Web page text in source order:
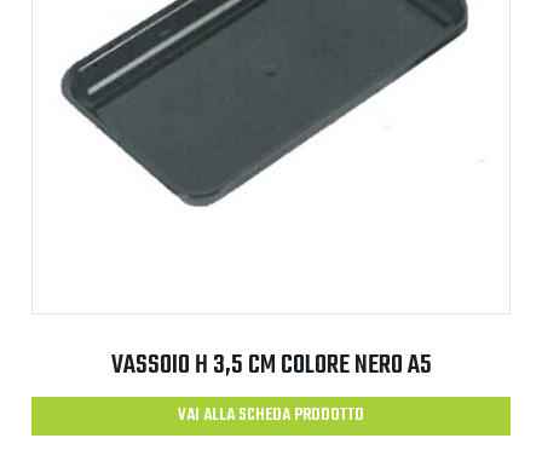
VASSOIO H 3,5 CM COLORE NERO A5
VAI ALLA SCHEDA PRODOTTO